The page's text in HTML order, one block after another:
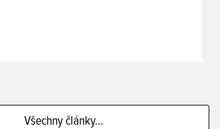
Všechny články...